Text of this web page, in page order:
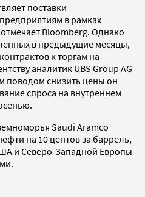
поставки
в рамках
Bloomberg. Однако
в предыдущие месяцы,
к торгам на
аналитик UBS Group AG
поводом снизить цены он
спроса на внутреннем
Saudi Aramco
на 10 центов за баррель,
и Северо-Западной Европы